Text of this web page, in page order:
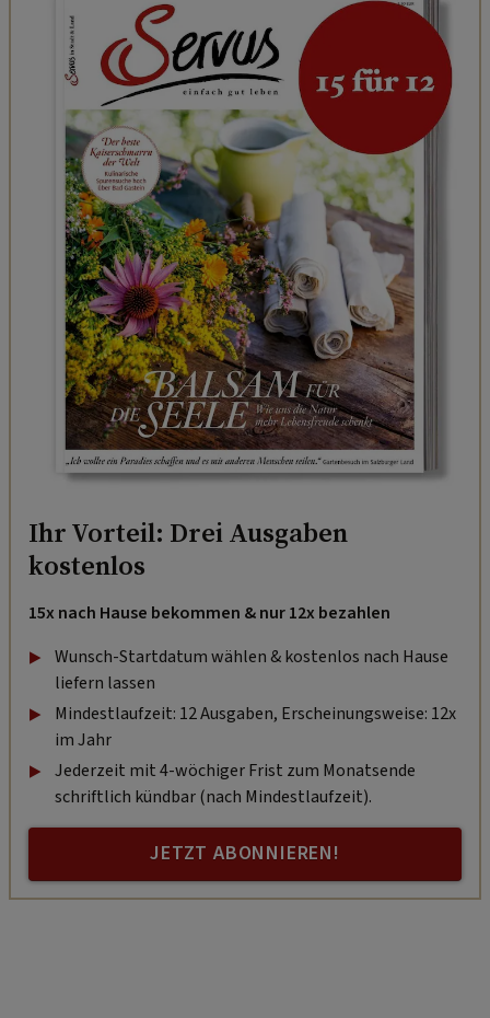
Ihr Vorteil: Drei Ausgaben
kostenlos
15x nach Hause bekommen & nur 12x bezahlen
Wunsch-Startdatum wählen & kostenlos nach Hause
liefern lassen
Mindestlaufzeit: 12 Ausgaben, Erscheinungsweise: 12x
im Jahr
Jederzeit mit 4-wöchiger Frist zum Monatsende
schriftlich kündbar (nach Mindestlaufzeit).
JETZT ABONNIEREN!